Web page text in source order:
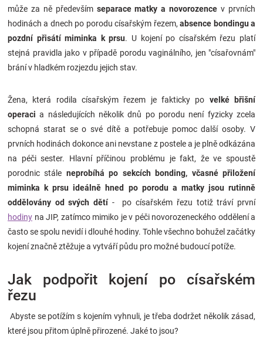
může za ně především separace matky a novorozencev prvních
hodinách a dnech po porodu císařským řezem, absence bondingu a
pozdní přisátí miminka k prsu. U kojení po císařském řezu platí
stejná pravidla jako v případě porodu vaginálního, jen "císařovnám"
brání v hladkém rozjezdu jejich stav.
Žena, která rodila císařským řezem je fakticky po velké břišní
operaci a následujících několik dnů po porodu není fyzicky zcela
schopná starat se o své dítě a potřebuje pomoc další osoby. V
prvních hodinách dokonce ani nevstane z postele a je plně odkázána
na péči sester. Hlavní příčinou problému je fakt, že ve spoustě
porodnic stále neprobíhá po sekcích bonding, včasné přiložení
miminka k prsu ideálně hned po porodu a matky jsou rutinně
oddělovány od svých dětí- po císařském řezu totiž tráví první
hodiny na JIP, zatímco mimiko je v péči novorozeneckého oddělení a
často se spolu nevidí i dlouhé hodiny. Tohle všechno bohužel začátky
kojení značně ztěžuje a vytváří půdu pro možné budoucí potíže.
Jak podpořit kojení po císařském
řezu
Abyste se potížím s kojením vyhnuli, je třeba dodržet několik zásad,
které jsou přitom úplně přirozené. Jaké to jsou?